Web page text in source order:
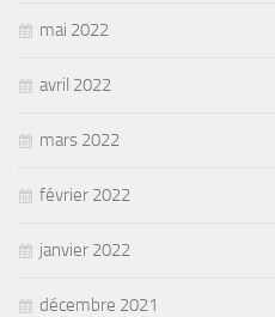
mai 2022
avril 2022
mars 2022
février 2022
janvier 2022
décembre 2021